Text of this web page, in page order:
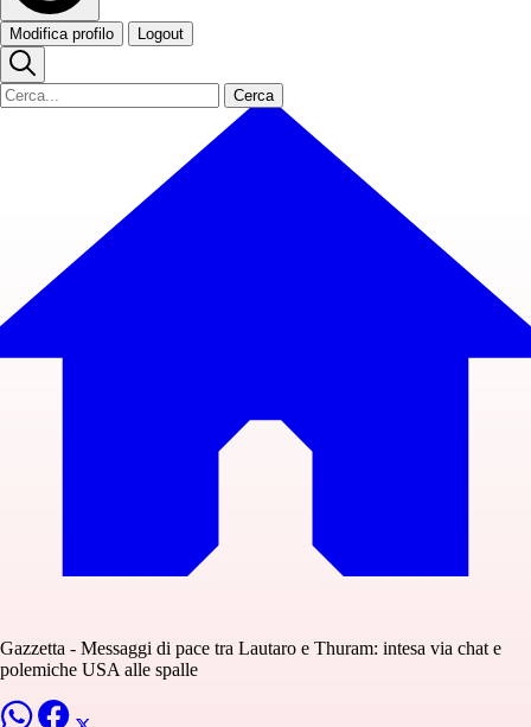
Modifica profilo Logout
Cerca
Gazzetta - Messaggi di pace tra Lautaro e Thuram: intesa via chat e
polemiche USA alle spalle